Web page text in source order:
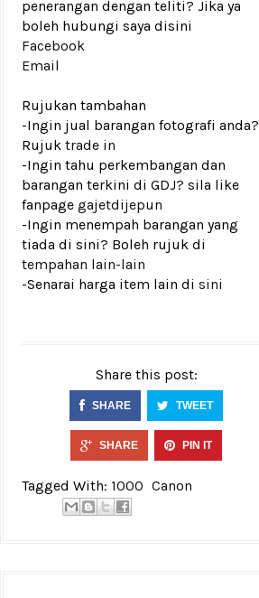
penerangan dengan teliti? Jika ya
boleh hubungi saya disini
Facebook
Email
Rujukan tambahan
-Ingin jual barangan fotografi anda?
Rujuk trade in
-Ingin tahu perkembangan dan
barangan terkini di GDJ? sila like
fanpage gajetdijepun
-Ingin menempah barangan yang
tiada di sini? Boleh rujuk di
tempahan lain-lain
-Senarai harga item lain di sini
Share this post:
SHARE TWEET
SHARE PIN IT
Tagged With: 1000 Canon